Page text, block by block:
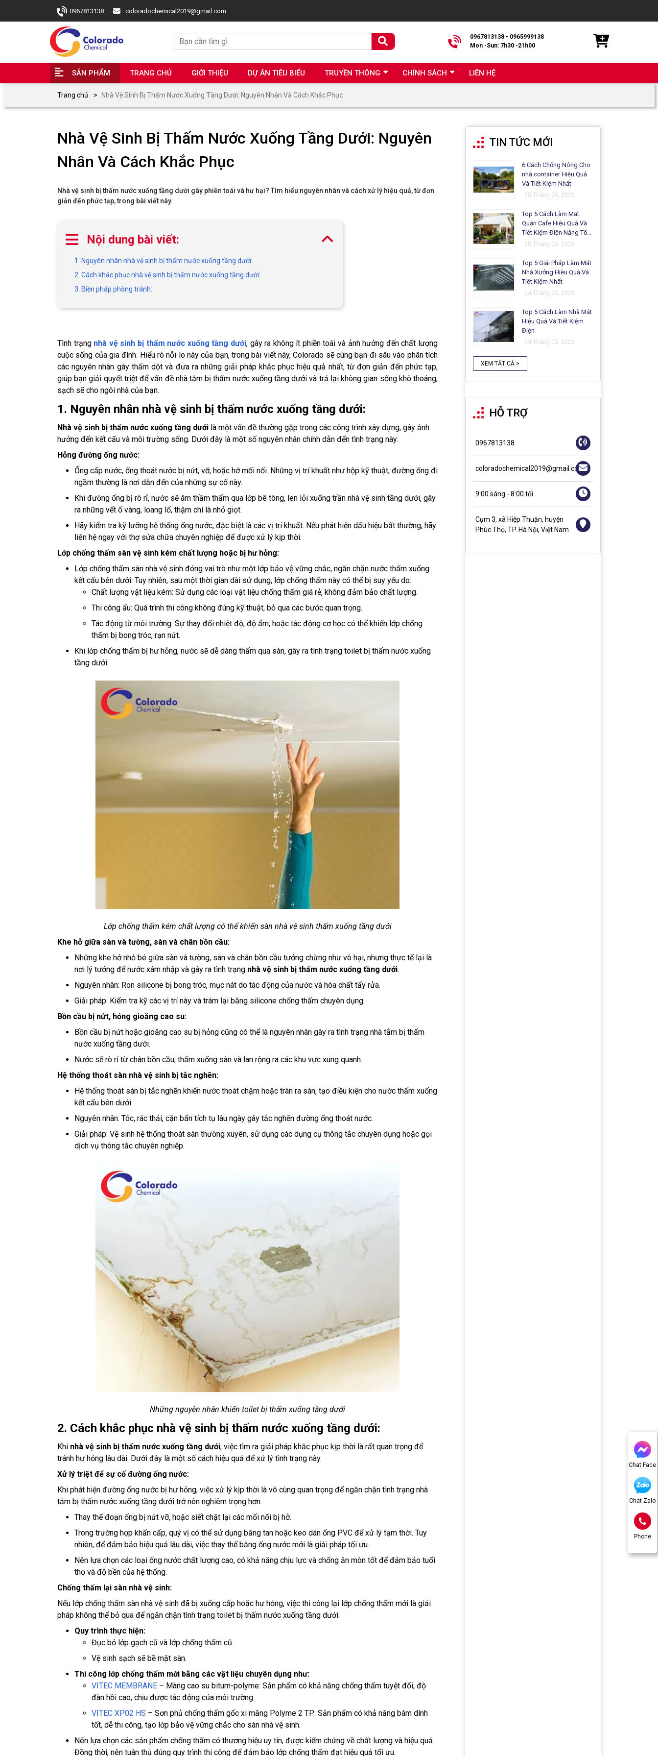
0967813138 coloradochemical2019@gmail.com
0967813138 - 0965999138
Mon -Sun: 7h30 -21h00
SẢN PHẨM TRANG CHỦ GIỚI THIỆU DỰ ÁN TIÊU BIỂU TRUYỀN THÔNG CHÍNH SÁCH LIÊN HỆ
Chat Face
Chat Zalo
Phone
Trang chủ Nhà Vệ Sinh Bị Thấm Nước Xuống Tầng Dưới: Nguyên Nhân Và Cách Khắc Phục
Nhà Vệ Sinh Bị Thấm Nước Xuống Tầng Dưới: Nguyên
Nhân Và Cách Khắc Phục
Nhà vệ sinh bị thấm nước xuống tầng dưới gây phiền toái và hư hại? Tìm hiểu nguyên nhân và cách xử lý hiệu quả, từ đơn
giản đến phức tạp, trong bài viết này.
Nội dung bài viết:
1. Nguyên nhân nhà vệ sinh bị thấm nước xuống tầng dưới:
2. Cách khắc phục nhà vệ sinh bị thấm nước xuống tầng dưới:
3. Biện pháp phòng tránh:
Tình trạng nhà vệ sinh bị thấm nước xuống tầng dưới, gây ra không ít phiền toái và ảnh hưởng đến chất lượng
cuộc sống của gia đình. Hiểu rõ nỗi lo này của bạn, trong bài viết này, Colorado sẽ cùng bạn đi sâu vào phân tích
các nguyên nhân gây thấm dột và đưa ra những giải pháp khắc phục hiệu quả nhất, từ đơn giản đến phức tạp,
giúp bạn giải quyết triệt để vấn đề nhà tắm bị thấm nước xuống tầng dưới và trả lại không gian sống khô thoáng,
sạch sẽ cho ngôi nhà của bạn.
1. Nguyên nhân nhà vệ sinh bị thấm nước xuống tầng dưới:
Nhà vệ sinh bị thấm nước xuống tầng dưới là một vấn đề thường gặp trong các công trình xây dựng, gây ảnh
hưởng đến kết cấu và môi trường sống. Dưới đây là một số nguyên nhân chính dẫn đến tình trạng này:
Hỏng đường ống nước:
Ống cấp nước, ống thoát nước bị nứt, vỡ, hoặc hở mối nối. Những vị trí khuất như hộp kỹ thuật, đường ống đi
ngầm thường là nơi dẫn đến của những sự cố này.
Khi đường ống bị rò rỉ, nước sẽ âm thầm thấm qua lớp bê tông, len lỏi xuống trần nhà vệ sinh tầng dưới, gây
ra những vết ố vàng, loang lổ, thậm chí là nhỏ giọt.
Hãy kiểm tra kỹ lưỡng hệ thống ống nước, đặc biệt là các vị trí khuất. Nếu phát hiện dấu hiệu bất thường, hãy
liên hệ ngay với thợ sửa chữa chuyên nghiệp để được xử lý kịp thời.
Lớp chống thấm sàn vệ sinh kém chất lượng hoặc bị hư hỏng:
Lớp chống thấm sàn nhà vệ sinh đóng vai trò như một lớp bảo vệ vững chắc, ngăn chặn nước thấm xuống
kết cấu bên dưới. Tuy nhiên, sau một thời gian dài sử dụng, lớp chống thấm này có thể bị suy yếu do:
Chất lượng vật liệu kém: Sử dụng các loại vật liệu chống thấm giá rẻ, không đảm bảo chất lượng.
Thi công ẩu: Quá trình thi công không đúng kỹ thuật, bỏ qua các bước quan trọng.
Tác động từ môi trường: Sự thay đổi nhiệt độ, độ ẩm, hoặc tác động cơ học có thể khiến lớp chống
thấm bị bong tróc, rạn nứt.
Khi lớp chống thấm bị hư hỏng, nước sẽ dễ dàng thấm qua sàn, gây ra tình trạng toilet bị thấm nước xuống
tầng dưới.
Lớp chống thấm kém chất lượng có thể khiến sàn nhà vệ sinh thấm xuống tầng dưới
Khe hở giữa sàn và tường, sàn và chân bồn cầu:
Những khe hở nhỏ bé giữa sàn và tường, sàn và chân bồn cầu tưởng chừng như vô hại, nhưng thực tế lại là
nơi lý tưởng để nước xâm nhập và gây ra tình trạng nhà vệ sinh bị thấm nước xuống tầng dưới.
Nguyên nhân: Ron silicone bị bong tróc, mục nát do tác động của nước và hóa chất tẩy rửa.
Giải pháp: Kiểm tra kỹ các vị trí này và trám lại bằng silicone chống thấm chuyên dụng.
Bồn cầu bị nứt, hỏng gioăng cao su:
Bồn cầu bị nứt hoặc gioăng cao su bị hỏng cũng có thể là nguyên nhân gây ra tình trạng nhà tắm bị thấm
nước xuống tầng dưới.
Nước sẽ rò rỉ từ chân bồn cầu, thấm xuống sàn và lan rộng ra các khu vực xung quanh.
Hệ thống thoát sàn nhà vệ sinh bị tắc nghẽn:
Hệ thống thoát sàn bị tắc nghẽn khiến nước thoát chậm hoặc tràn ra sàn, tạo điều kiện cho nước thấm xuống
kết cấu bên dưới.
Nguyên nhân: Tóc, rác thải, cặn bẩn tích tụ lâu ngày gây tắc nghẽn đường ống thoát nước.
Giải pháp: Vệ sinh hệ thống thoát sàn thường xuyên, sử dụng các dụng cụ thông tắc chuyên dụng hoặc gọi
dịch vụ thông tắc chuyên nghiệp.
Những nguyên nhân khiến toilet bị thấm xuống tầng dưới
2. Cách khắc phục nhà vệ sinh bị thấm nước xuống tầng dưới:
Khi nhà vệ sinh bị thấm nước xuống tầng dưới, việc tìm ra giải pháp khắc phục kịp thời là rất quan trọng để
tránh hư hỏng lâu dài. Dưới đây là một số cách hiệu quả để xử lý tình trạng này.
Xử lý triệt để sự cố đường ống nước:
Khi phát hiện đường ống nước bị hư hỏng, việc xử lý kịp thời là vô cùng quan trọng để ngăn chặn tình trạng nhà
tắm bị thấm nước xuống tầng dưới trở nên nghiêm trọng hơn.
Thay thế đoạn ống bị nứt vỡ, hoặc siết chặt lại các mối nối bị hở.
Trong trường hợp khẩn cấp, quý vị có thể sử dụng băng tan hoặc keo dán ống PVC để xử lý tạm thời. Tuy
nhiên, để đảm bảo hiệu quả lâu dài, việc thay thế bằng ống nước mới là giải pháp tối ưu.
Nên lựa chọn các loại ống nước chất lượng cao, có khả năng chịu lực và chống ăn mòn tốt để đảm bảo tuổi
thọ và độ bền của hệ thống.
Chống thấm lại sàn nhà vệ sinh:
Nếu lớp chống thấm sàn nhà vệ sinh đã bị xuống cấp hoặc hư hỏng, việc thi công lại lớp chống thấm mới là giải
pháp không thể bỏ qua để ngăn chặn tình trạng toilet bị thấm nước xuống tầng dưới.
Quy trình thực hiện:
Đục bỏ lớp gạch cũ và lớp chống thấm cũ.
Vệ sinh sạch sẽ bề mặt sàn.
Thi công lớp chống thấm mới bằng các vật liệu chuyên dụng như:
VITEC MEMBRANE – Màng cao su bitum-polyme: Sản phẩm có khả năng chống thấm tuyệt đối, độ
đàn hồi cao, chịu được tác động của môi trường.
VITEC XP02 HS – Sơn phủ chống thấm gốc xi măng Polyme 2 TP: Sản phẩm có khả năng bám dính
tốt, dễ thi công, tạo lớp bảo vệ vững chắc cho sàn nhà vệ sinh.
Nên lựa chọn các sản phẩm chống thấm có thương hiệu uy tín, được kiểm chứng về chất lượng và hiệu quả.
Đồng thời, nên tuân thủ đúng quy trình thi công để đảm bảo lớp chống thấm đạt hiệu quả tối ưu.
TIN TỨC MỚI
6 Cách Chống Nóng Cho
nhà container Hiệu Quả
Và Tiết Kiệm Nhất
05 Tháng 05, 2026
Top 5 Cách Làm Mát
Quán Cafe Hiệu Quả Và
Tiết Kiệm Điện Năng Tối
Ưu
05 Tháng 05, 2026
Top 5 Giải Pháp Làm Mát
Nhà Xưởng Hiệu Quả Và
Tiết Kiệm Nhất
04 Tháng 05, 2026
Top 5 Cách Làm Nhà Mát
Hiệu Quả Và Tiết Kiệm
Điện
04 Tháng 05, 2026
XEM TẤT CẢ >
HỖ TRỢ
0967813138
coloradochemical2019@gmail.com
9:00 sáng - 8:00 tối
Cụm 3, xã Hiệp Thuận, huyện
Phúc Thọ, TP. Hà Nội, Việt Nam